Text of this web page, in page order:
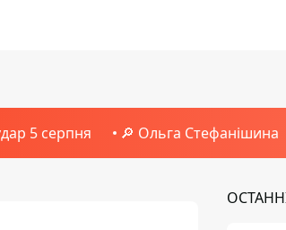
5 серпня 🔎 Ольга Стефанішина